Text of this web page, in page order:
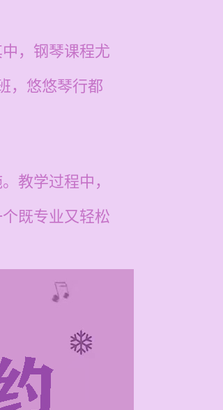
，钢琴课程尤
，悠悠琴行都
教学过程中，
既专业又轻松